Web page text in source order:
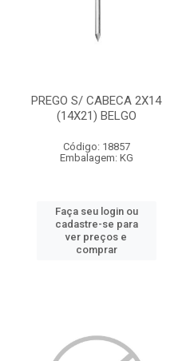
PREGO S/ CABECA 2X14
(14X21) BELGO
Código: 18857
Embalagem: KG
Faça seu login ou
cadastre-se para
ver preços e
comprar